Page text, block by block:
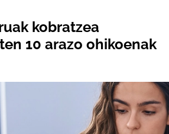
kobratzea
10 arazo ohikoenak